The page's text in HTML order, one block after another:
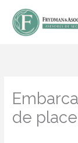
contenido
contenido
de